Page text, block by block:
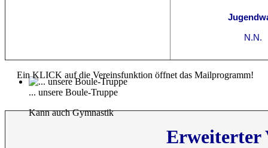
... unsere Boule-Truppe
Kann auch Gymnastik
N.N.
Ein KLICK auf die Vereinsfunktion öffnet das Mailprogramm!
Erweiterter